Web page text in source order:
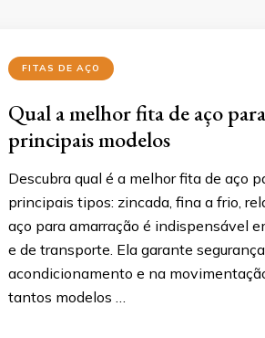
FITAS DE AÇO
Qual a melhor fita de aço
principais modelos
Descubra qual é a melhor fita de aço
principais tipos: zincada, fina a frio,
aço para amarração é indispensável
e de transporte. Ela garante
acondicionamento e na
tantos modelos …